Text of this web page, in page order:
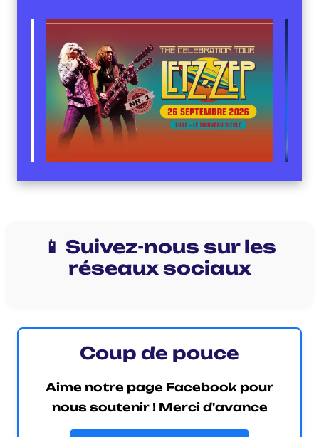
📱 Suivez-nous sur les
réseaux sociaux
Coup de pouce
Aime notre page Facebook pour
nous soutenir ! Merci d'avance